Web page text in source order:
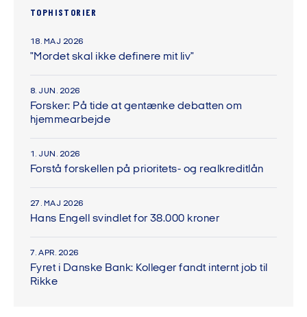
TOPHISTORIER
18. MAJ 2026
"Mordet skal ikke definere mit liv"
8. JUN. 2026
Forsker: På tide at gentænke debatten om
hjemmearbejde
1. JUN. 2026
Forstå forskellen på prioritets- og realkreditlån
27. MAJ 2026
Hans Engell svindlet for 38.000 kroner
7. APR. 2026
Fyret i Danske Bank: Kolleger fandt internt job til
Rikke